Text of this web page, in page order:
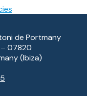
de Portmany
– 07820
(Ibiza)